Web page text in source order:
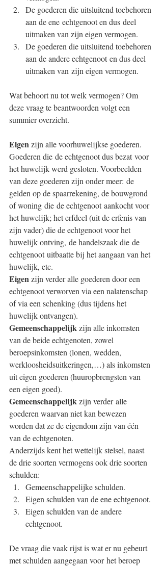
De goederen die uitsluitend toebehoren
aan de ene echtgenoot en dus deel
uitmaken van zijn eigen vermogen.
De goederen die uitsluitend toebehoren
aan de andere echtgenoot en dus deel
uitmaken van zijn eigen vermogen.
Wat behoort nu tot welk vermogen? Om
deze vraag te beantwoorden volgt een
summier overzicht.
Eigen zijn alle voorhuwelijkse goederen.
Goederen die de echtgenoot dus bezat voor
het huwelijk werd gesloten. Voorbeelden
van deze goederen zijn onder meer: de
gelden op de spaarrekening, de bouwgrond
of woning die de echtgenoot aankocht voor
het huwelijk; het erfdeel (uit de erfenis van
zijn vader) die de echtgenoot voor het
huwelijk ontving, de handelszaak die de
echtgenoot uitbaatte bij het aangaan van het
huwelijk, etc.
Eigen zijn verder alle goederen door een
echtgenoot verworven via een nalatenschap
of via een schenking (dus tijdens het
huwelijk ontvangen).
Gemeenschappelijk zijn alle inkomsten
van de beide echtgenoten, zowel
beroepsinkomsten (lonen, wedden,
werkloosheidsuitkeringen,…) als inkomsten
uit eigen goederen (huuropbrengsten van
een eigen goed).
Gemeenschappelijk zijn verder alle
goederen waarvan niet kan bewezen
worden dat ze de eigendom zijn van één
van de echtgenoten.
Anderzijds kent het wettelijk stelsel, naast
de drie soorten vermogens ook drie soorten
schulden:
Gemeenschappelijke schulden.
Eigen schulden van de ene echtgenoot.
Eigen schulden van de andere
echtgenoot.
De vraag die vaak rijst is wat er nu gebeurt
met schulden aangegaan voor het beroep